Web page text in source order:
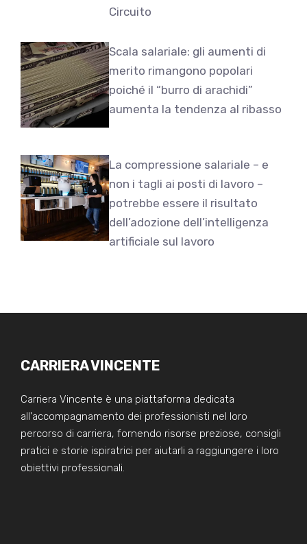
Circuito
Scala salariale: gli aumenti di
merito rimangono popolari
poiché il “burro di arachidi”
aumenta la tendenza al ribasso
La compressione salariale – e
non i tagli ai posti di lavoro –
potrebbe essere il risultato
dell’adozione dell’intelligenza
artificiale sul lavoro
CARRIERA VINCENTE
Carriera Vincente è una piattaforma dedicata
all'accompagnamento dei professionisti nel loro
percorso di carriera, fornendo risorse preziose, consigli
pratici e storie ispiratrici per aiutarli a raggiungere i loro
obiettivi professionali.